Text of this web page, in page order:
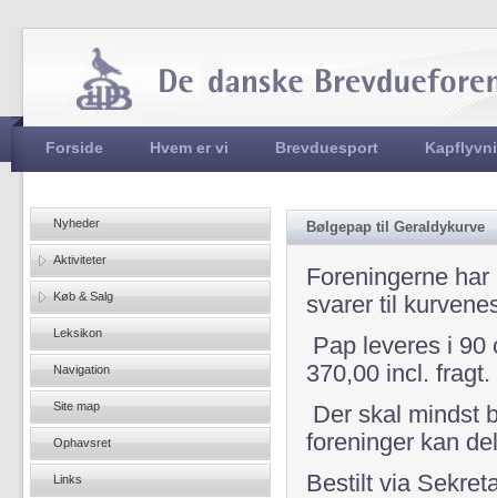
Hovedmenu
Forside Hvem er vi Brevduesport
Bølgepap til Geraldykurve
Foreningerne
svarer til
Pap leveres i 90
370,00 incl. fragt.
Der skal mindst
foreninger kan
Bestilt via
Nyheder
Aktiviteter
Køb & Salg
Leksikon
Navigation
Site map
Ophavsret
Links